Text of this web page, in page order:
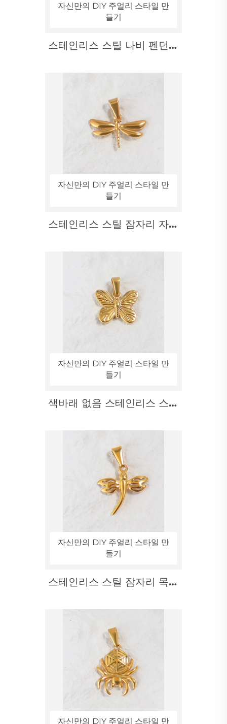
자신만의 DIY 주얼리 스타일 만
들기
스테인리스 스틸 나비 펜던트
자신만의 DIY 주얼리 스타일 만
들기
스테인리스 스틸 잠자리 자연
자신만의 DIY 주얼리 스타일 만
들기
색바래 없음 스테인리스 스틸
자신만의 DIY 주얼리 스타일 만
들기
스테인리스 스틸 잠자리 목걸
자신만의 DIY 주얼리 스타일 만